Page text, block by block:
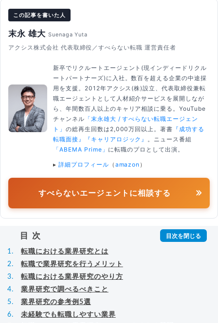
この記事を書いた人
末永 雄大 Suenaga Yuta
アクシス株式会社 代表取締役／すべらない転職 運営責任者
新卒でリクルートエージェント(現インディードリクル
ートパートナーズ)に入社。数百を超える企業の中途採
用を支援。2012年アクシス(株)設立、代表取締役兼転
職エージェントとして人材紹介サービスを展開しなが
ら、年間数百人以上のキャリア相談に乗る。YouTube
チャンネル 「末永雄大 / すべらない転職エージェン
ト」 の総再生回数は2,000万回以上。著書 『成功する
転職面接』
『キャリアロジック』
。ニュース番組
「ABEMA Prime」 に転職のプロとして出演。
▸ 詳細プロフィール （ amazon ）
すべらないエージェントに相談する
目次
転職における業界研究とは
転職で業界研究を行うメリット
転職における業界研究のやり方
業界研究で調べるべきこと
業界研究の参考例5選
未経験でも転職しやすい業界